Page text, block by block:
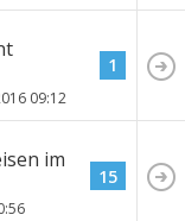
09:12
1
im
15